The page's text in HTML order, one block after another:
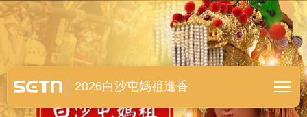
白沙屯媽祖進香全紀錄
2026白沙屯媽祖進香